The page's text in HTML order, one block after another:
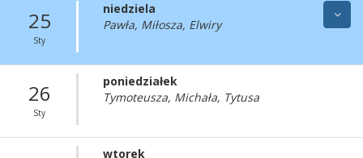
25
Sty
niedziela
Pawła, Miłosza, Elwiry
26
Sty
poniedziałek
Tymoteusza, Michała, Tytusa
wtorek